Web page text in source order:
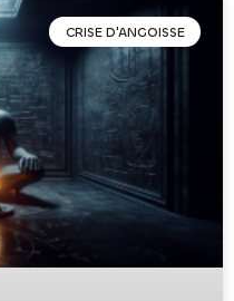
CRISE D'ANGOISSE